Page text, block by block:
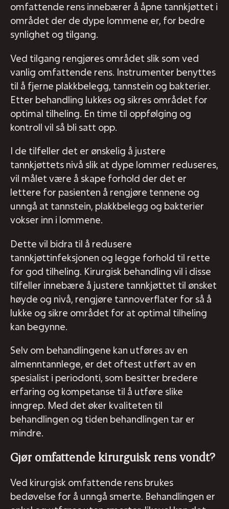
omfattende rens innebærer å åpne tannkjøttet i
området der de dype lommene er, for bedre
synlighet og tilgang.
Ved tilgang rengjøres området slik som ved
vanlig omfattende rens. Instrumenter benyttes
til å fjerne plakkbelegg, tannstein og bakterier.
Etter behandling lukkes og sikres området for
optimal tilheling. En time til oppfølging og
kontroll vil så bli satt opp.
I de tilfeller det er ønskelig å justere
tannkjøttets nivå slik at dype lommer reduseres,
vil målet være å skape forhold der det er
lettere for pasienten å rengjøre tennene og
unngå at tannstein, plakkbelegg og bakterier
vokser inn i lommene.
Dette vil bidra til å redusere
tannkjøttinfeksjonen og legge forhold til rette
for god tilheling. Kirurgisk behandling vil i disse
tilfeller innebære å justere tannkjøttet til ønsket
høyde og nivå, rengjøre tannoverflater for så å
lukke og sikre området for at optimal tilheling
kan begynne.
Selv om behandlingene kan utføres av en
almenntannlege, er det oftest utført av en
spesialist i periodonti, som besitter bredere
erfaring og kompetanse til å utføre slike
inngrep. Med det øker kvaliteten til
behandlingen og tiden behandlingen tar er
mindre.
Gjør omfattende kirurguisk rens vondt?
Ved kirurgisk omfattende rens brukes
bedøvelse for å unngå smerte. Behandlingen er